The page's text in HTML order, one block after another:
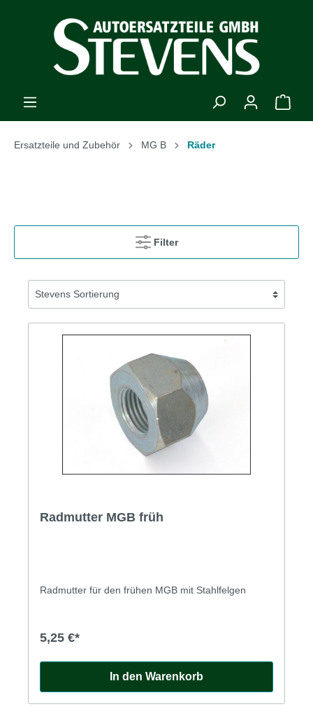
Ersatzteile und Zubehör MG B Räder
Filter
Radmutter MGB früh
Radmutter für den frühen MGB mit Stahlfelgen
5,25 €*
In den Warenkorb